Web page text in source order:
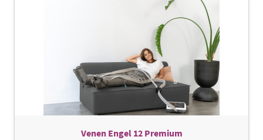
Venen Engel 12 Premium